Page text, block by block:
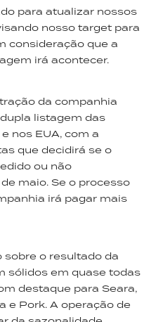
para atualizar nossos
nosso target para
consideração que a
irá acontecer.
da companhia
listagem das
nos EUA, com a
que decidirá se o
ou não
maio. Se o processo
irá pagar mais
o resultado da
sólidos em quase todas
destaque para Seara,
e Pork. A operação de